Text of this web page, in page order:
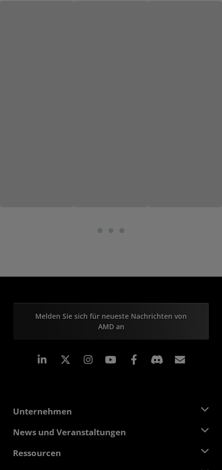
Melden Sie sich für neueste Nachrichten von
AMD an
LinkedIn Instagram Facebook
Unternehmen
Über AMD
Verantwortung
News und Veranstaltungen
Pressebereich
Ressourcen